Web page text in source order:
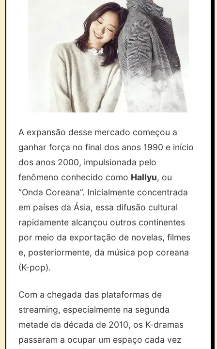
A expansão desse mercado começou a
ganhar força no final dos anos 1990 e início
dos anos 2000, impulsionada pelo
fenômeno conhecido como Hallyu, ou
“Onda Coreana”. Inicialmente concentrada
em países da Ásia, essa difusão cultural
rapidamente alcançou outros continentes
por meio da exportação de novelas, filmes
e, posteriormente, da música pop coreana
(K-pop).
Com a chegada das plataformas de
streaming, especialmente na segunda
metade da década de 2010, os K-dramas
passaram a ocupar um espaço cada vez